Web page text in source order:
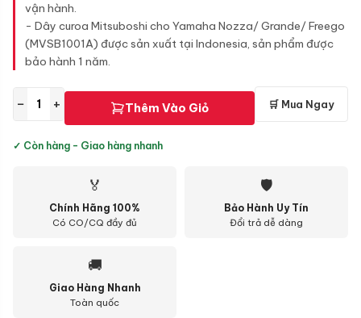
vận hành.
- Dây curoa Mitsuboshi cho Yamaha Nozza/ Grande/ Freego
(MVSB1001A) được sản xuất tại Indonesia, sản phẩm được
bảo hành 1 năm.
− + Thêm Vào Giỏ 🛒 Mua Ngay
✓ Còn hàng - Giao hàng nhanh
🏅
Chính Hãng 100%
Có CO/CQ đầy đủ
🛡
Bảo Hành Uy Tín
Đổi trả dễ dàng
🚚
Giao Hàng Nhanh
Toàn quốc